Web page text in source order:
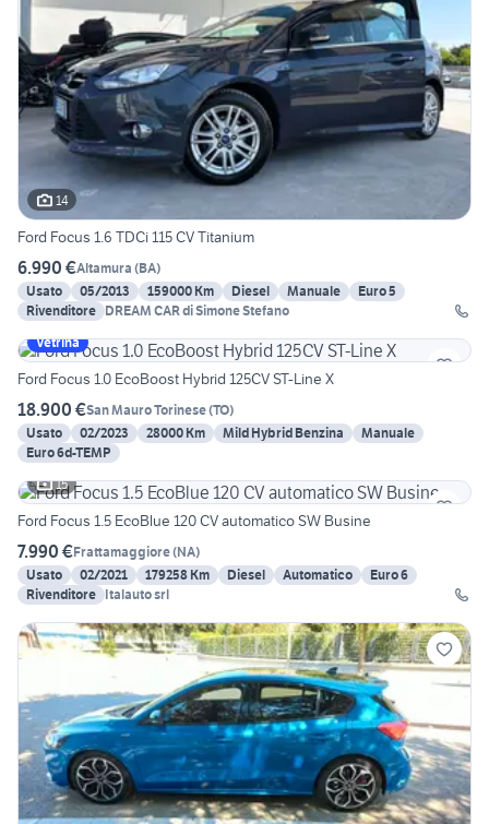
14
Ford Focus 1.6 TDCi 115 CV Titanium
6.990 €Altamura (BA)
Usato
05/2013 159000 Km Diesel Manuale
Euro 5
Rivenditore DREAM CAR di Simone Stefano
Vetrina
Ford Focus 1.0 EcoBoost Hybrid 125CV ST-Line X
18.900 €San Mauro Torinese(TO)
Usato
02/2023 28000 Km Mild Hybrid Benzina
Manuale
Euro 6d-TEMP
15
Ford Focus 1.5 EcoBlue 120 CV automatico SW Busine
7.990 €Frattamaggiore(NA)
Usato
02/2021 179258 Km Diesel Automatico
Euro 6
Rivenditore Italauto srl